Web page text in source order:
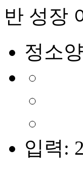
반 성장
정소
입력: